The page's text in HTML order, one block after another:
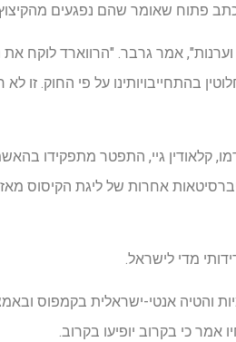
פתוח שאומר שהם נפגעים מהקיצוץ
אמר גרבר. "הרווארד לוקח
בהתחייבויותינו על פי החוק. זו לא
קודמו, קלאודין גיי, התפטר מתפקידו
מדי לישראל.
והטיה אנטי-ישראלית בקמפוס
אמר כי בקרוב יופיעו בקרוב.